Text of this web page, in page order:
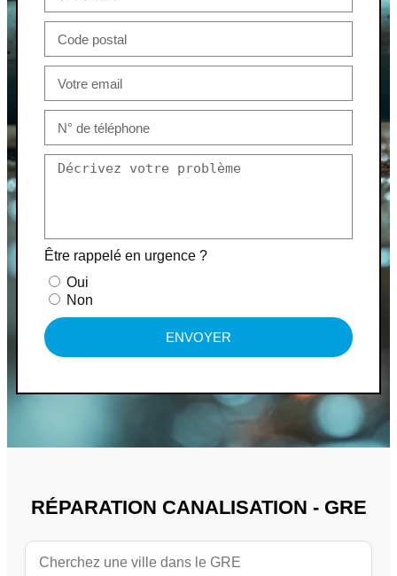
Être rappelé en urgence ?
Oui
Non
ENVOYER
RÉPARATION CANALISATION - GRE